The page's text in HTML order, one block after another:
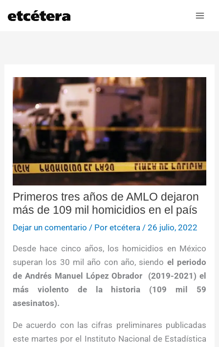
Primeros tres años de AMLO dejaron
más de 109 mil homicidios en el país
Dejar un comentario / Poretcétera /26 julio, 2022
Desde hace cinco años, los homicidios en México
superan los 30 mil año con año, siendo el periodo
de Andrés Manuel López Obrador (2019-2021) el
más violento de la historia (109 mil 59
asesinatos).
De acuerdo con las cifras preliminares publicadas
este martes por el Instituto Nacional de Estadística